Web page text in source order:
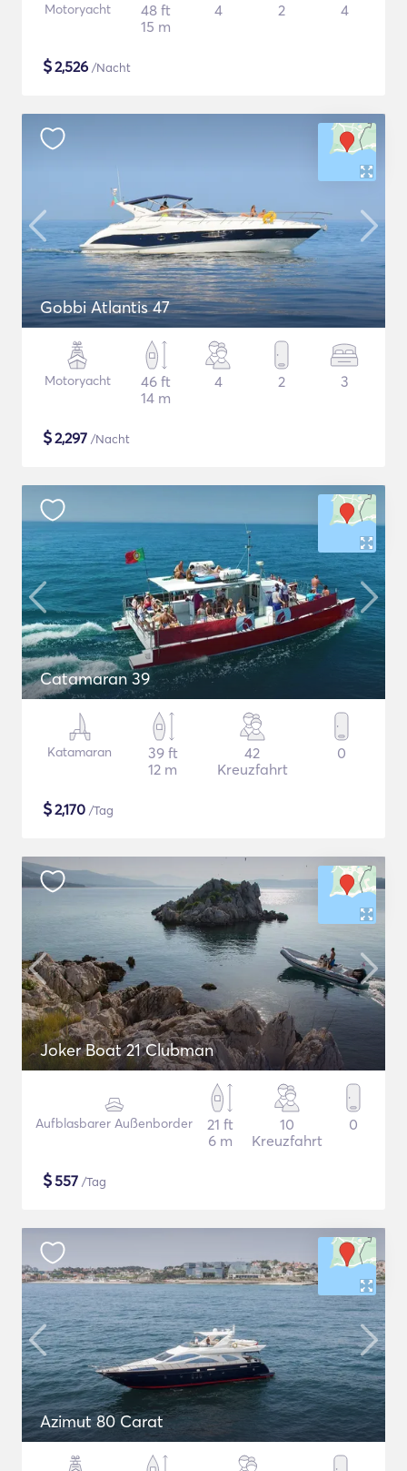
Motoryacht
48 ft
15 m
4 2 4
$2,526 /Nacht
Gobbi Atlantis 47
Motoryacht
46 ft
14 m
4 2 3
$2,297 /Nacht
Catamaran 39
Katamaran
39 ft
12 m
42
Kreuzfahrt
0
$2,170 /Tag
Joker Boat 21 Clubman
Aufblasbarer Außenborder
21 ft
6 m
10
Kreuzfahrt
0
$557 /Tag
Azimut 80 Carat